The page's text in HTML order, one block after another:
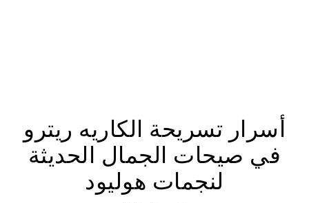
أسرار تسريحة الكاريه ريترو
في صيحات الجمال الحديثة
لنجمات هوليود